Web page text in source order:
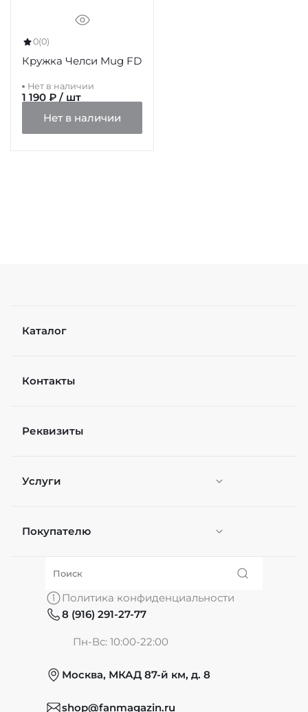
0(0)
Кружка Челси Mug FD
Нет в наличии
1 190 ₽ / шт
Нет в наличии
Каталог
Контакты
Реквизиты
Услуги
Персонификация
Покупателю
О нас
Обмен и возврат
Политика конфиденциальности
8 (916) 291-27-77
Пн-Вс: 10:00-22:00
Москва, МКАД 87-й км, д. 8
shop@fanmagazin.ru